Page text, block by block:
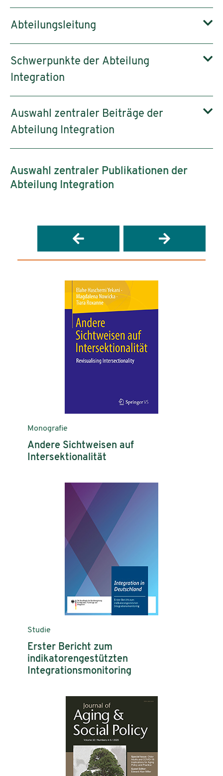
Abteilungsleitung
Schwerpunkte der Abteilung
Integration
Auswahl zentraler Beiträge der
Abteilung Integration
Auswahl zentraler Publikationen der
Abteilung Integration
Monografie
Andere Sichtweisen auf
Intersektionalität
Studie
Erster Bericht zum
indikatorengestützten
Integrationsmonitoring